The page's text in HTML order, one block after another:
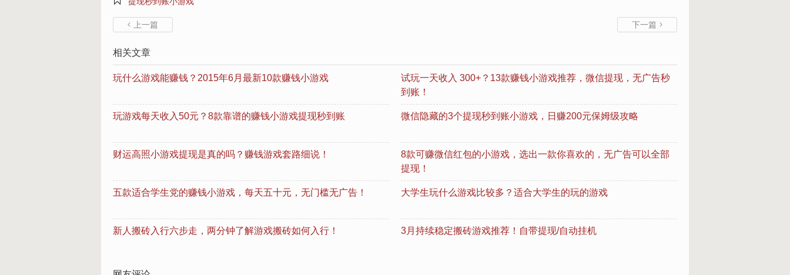
 上一篇 下一篇 
相关文章
玩什么游戏能赚钱？2015年6月最新10款赚钱小游戏
试玩一天收入 300+？13款赚钱小游戏推荐，微信提现，无广告秒
到账！
玩游戏每天收入50元？8款靠谱的赚钱小游戏提现秒到账 微信隐藏的3个提现秒到账小游戏，日赚200元保姆级攻略
财运高照小游戏提现是真的吗？赚钱游戏套路细说！
8款可赚微信红包的小游戏，选出一款你喜欢的，无广告可以全部
提现！
五款适合学生党的赚钱小游戏，每天五十元，无门槛无广告！ 大学生玩什么游戏比较多？适合大学生的玩的游戏
新人搬砖入行六步走，两分钟了解游戏搬砖如何入行！ 3月持续稳定搬砖游戏推荐！自带提现/自动挂机